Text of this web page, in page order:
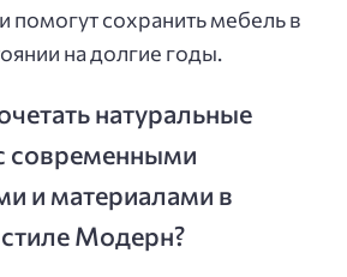
помогут сохранить мебель в
на долгие годы.
натуральные
современными
и материалами в
Модерн?